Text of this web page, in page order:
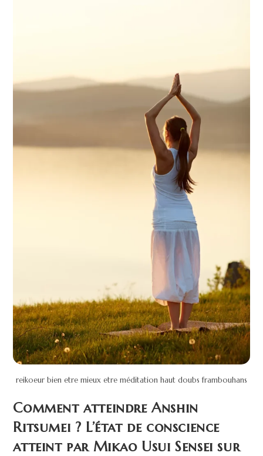
reikoeur bien etre mieux etre méditation haut doubs frambouhans
Comment atteindre Anshin
Ritsumei ? L’état de conscience
atteint par Mikao Usui Sensei sur